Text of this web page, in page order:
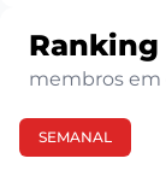
Ranking
membros em
SEMANAL